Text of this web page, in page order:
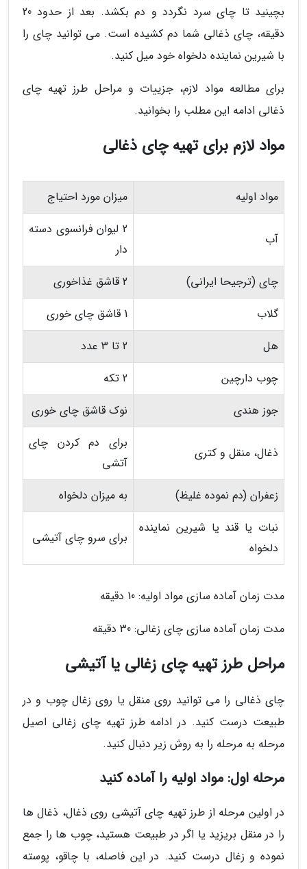
بچینید تا چای سرد نگردد و دم بکشد. بعد از حدود 20
دقیقه، چای ذغالی شما دم کشیده است. می توانید چای را
با شیرین نماینده دلخواه خود میل کنید.
برای مطالعه مواد لازم، جزییات و مراحل طرز تهیه چای
ذغالی ادامه این مطلب را بخوانید.
مواد لازم برای تهیه چای ذغالی
مواد اولیه میزان مورد احتیاج
آب
2 لیوان فرانسوی دسته
دار
چای (ترجیحا ایرانی)
2 قاشق غذاخوری
گلاب
1 قاشق چای خوری
هل
2 تا 3 عدد
چوب دارچین
2 تکه
جوز هندی
نوک قاشق چای خوری
ذغال، منقل و کتری
برای دم کردن چای
آتشی
زعفران (دم نموده غلیظ)
به میزان دلخواه
نبات یا قند یا شیرین نماینده
دلخواه
برای سرو چای آتیشی
مدت زمان آماده سازی مواد اولیه: 10 دقیقه
مدت زمان آماده سازی چای زغالی: 30 دقیقه
مراحل طرز تهیه چای زغالی یا آتیشی
چای ذغالی را می توانید روی منقل یا روی زغال چوب و در
طبیعت درست کنید. در ادامه طرز تهیه چای زغالی اصیل
مرحله به مرحله را به روش زیر دنبال کنید.
مرحله اول: مواد اولیه را آماده کنید
در اولین مرحله از طرز تهیه چای آتیشی روی ذغال، ذغال ها
را در منقل بریزید یا اگر در طبیعت هستید، چوب ها را جمع
نموده و زغال درست کنید. در این فاصله، با چاقو، پوسته